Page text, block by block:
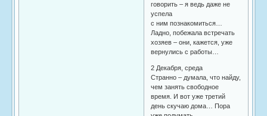
говорить – я ведь даже не
успела
с ним познакомиться…
Ладно, побежала встречать
хозяев – они, кажется, уже
вернулись с работы…
2 Декабря, среда
Странно – думала, что найду,
чем занять свободное
время. И вот уже третий
день скучаю дома… Пора